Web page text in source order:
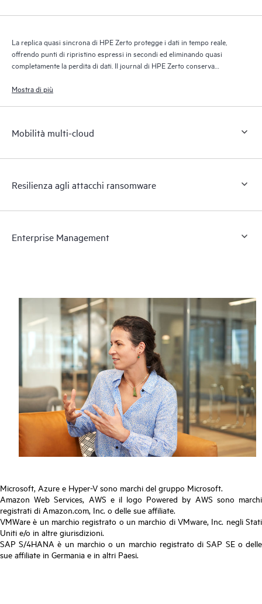
La replica quasi sincrona di HPE Zerto protegge i dati in tempo reale,
offrendo punti di ripristino espressi in secondi ed eliminando quasi
completamente la perdita di dati. Il journal di HPE Zerto conserva
un ripristino granulare e flessibile.
Mostra di più
Mobilità multi-cloud
Resilienza agli attacchi ransomware
Enterprise Management
Microsoft, Azure e Hyper-V sono marchi del gruppo Microsoft.
Amazon Web Services, AWS e il logo Powered by AWS sono marchi
registrati di Amazon.com, Inc. o delle sue affiliate.
VMWare è un marchio registrato o un marchio di VMware, Inc. negli Stati
Uniti e/o in altre giurisdizioni.
SAP S/4HANA è un marchio o un marchio registrato di SAP SE o delle
sue affiliate in Germania e in altri Paesi.